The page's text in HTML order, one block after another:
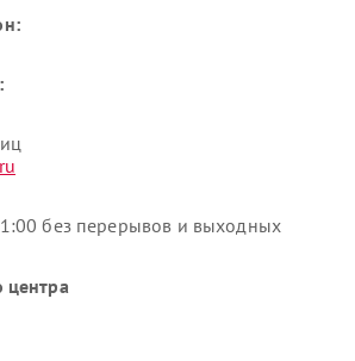
без перерывов и выходных
центра